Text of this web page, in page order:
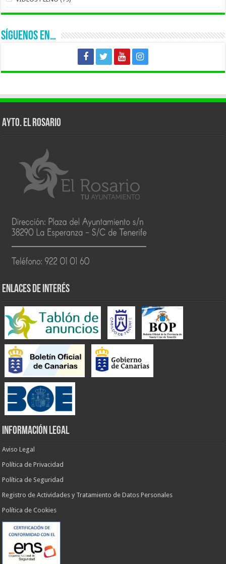
SÍGUENOS EN…
AYTO. EL ROSARIO
ENLACES DE INTERÉS
INFORMACIÓN LEGAL
Aviso Legal
Política de Privacidad
Política de Seguridad
Registro de Actividades y Tratamiento de Datos Personales
Política de Cookies